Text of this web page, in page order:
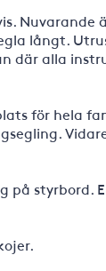
Nuvarande
långt.
där alla
för hela
på styrbord.